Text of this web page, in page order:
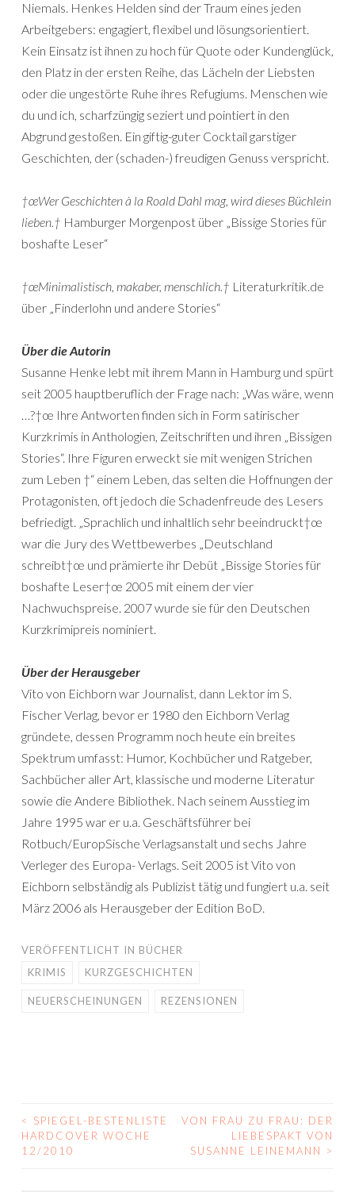
Niemals. Henkes Helden sind der Traum eines jeden
Arbeitgebers: engagiert, flexibel und lösungsorientiert.
Kein Einsatz ist ihnen zu hoch für Quote oder Kundenglück,
den Platz in der ersten Reihe, das Lächeln der Liebsten
oder die ungestörte Ruhe ihres Refugiums. Menschen wie
du und ich, scharfzüngig seziert und pointiert in den
Abgrund gestoßen. Ein giftig-guter Cocktail garstiger
Geschichten, der (schaden-) freudigen Genuss verspricht.
†œWer Geschichten à la Roald Dahl mag, wird dieses Büchlein
lieben.† Hamburger Morgenpost über „Bissige Stories für
boshafte Leser“
†œMinimalistisch, makaber, menschlich.† Literaturkritik.de
über „Finderlohn und andere Stories“
Über die Autorin
Susanne Henke lebt mit ihrem Mann in Hamburg und spürt
seit 2005 hauptberuflich der Frage nach: „Was wäre, wenn
…?†œ Ihre Antworten finden sich in Form satirischer
Kurzkrimis in Anthologien, Zeitschriften und ihren „Bissigen
Stories“. Ihre Figuren erweckt sie mit wenigen Strichen
zum Leben †“ einem Leben, das selten die Hoffnungen der
Protagonisten, oft jedoch die Schadenfreude des Lesers
befriedigt. „Sprachlich und inhaltlich sehr beeindruckt†œ
war die Jury des Wettbewerbes „Deutschland
schreibt†œ und prämierte ihr Debüt „Bissige Stories für
boshafte Leser†œ 2005 mit einem der vier
Nachwuchspreise. 2007 wurde sie für den Deutschen
Kurzkrimipreis nominiert.
Über der Herausgeber
Vito von Eichborn war Journalist, dann Lektor im S.
Fischer Verlag, bevor er 1980 den Eichborn Verlag
gründete, dessen Programm noch heute ein breites
Spektrum umfasst: Humor, Kochbücher und Ratgeber,
Sachbücher aller Art, klassische und moderne Literatur
sowie die Andere Bibliothek. Nach seinem Ausstieg im
Jahre 1995 war er u.a. Geschäftsführer bei
Rotbuch/EuropSische Verlagsanstalt und sechs Jahre
Verleger des Europa- Verlags. Seit 2005 ist Vito von
Eichborn selbständig als Publizist tätig und fungiert u.a. seit
März 2006 als Herausgeber der Edition BoD.
VERÖFFENTLICHT IN BÜCHER
KRIMIS
KURZGESCHICHTEN
NEUERSCHEINUNGEN REZENSIONEN
BEITRAGS-
NAVIGATION
<
SPIEGEL-BESTENLISTE
HARDCOVER WOCHE
12/2010
VON FRAU ZU FRAU: DER
LIEBESPAKT VON
SUSANNE LEINEMANN
>